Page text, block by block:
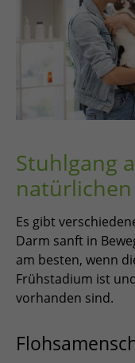
Stuhlgang
Es gibt
Darm sanft in
am besten, wenn
Frühstadium ist
vorhanden sind.